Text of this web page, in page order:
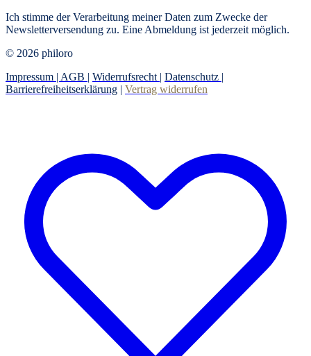
Ich stimme der Verarbeitung meiner Daten zum Zwecke der
Newsletterversendung zu. Eine Abmeldung ist jederzeit möglich.
© 2026 philoro
Impressum | AGB | Widerrufsrecht | Datenschutz |
Barrierefreiheitserklärung | Vertrag widerrufen